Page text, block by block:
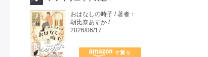
おはなしの時子 / 著者：
朝比奈あすか /
2026/06/17